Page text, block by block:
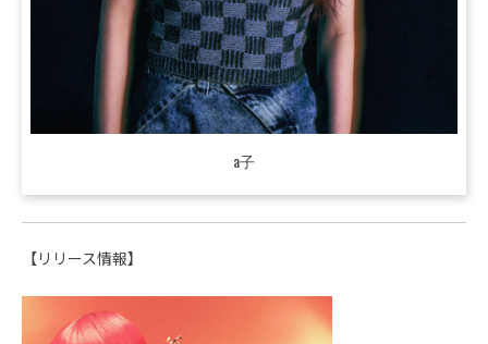
a子
【リリース情報】